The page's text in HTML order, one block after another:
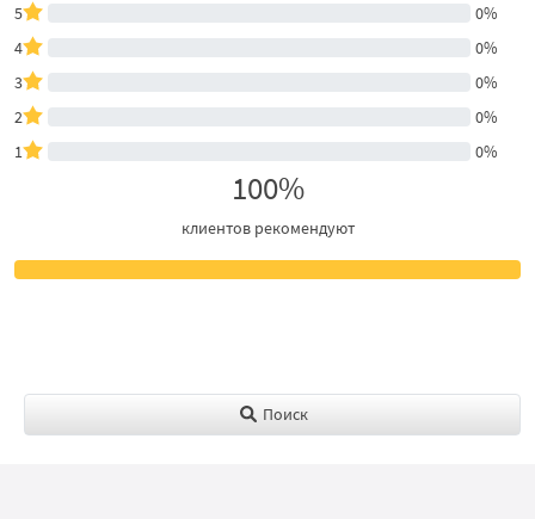
5
0%
4
0%
3
0%
2
0%
1
0%
100%
клиентов рекомендуют
Поиск